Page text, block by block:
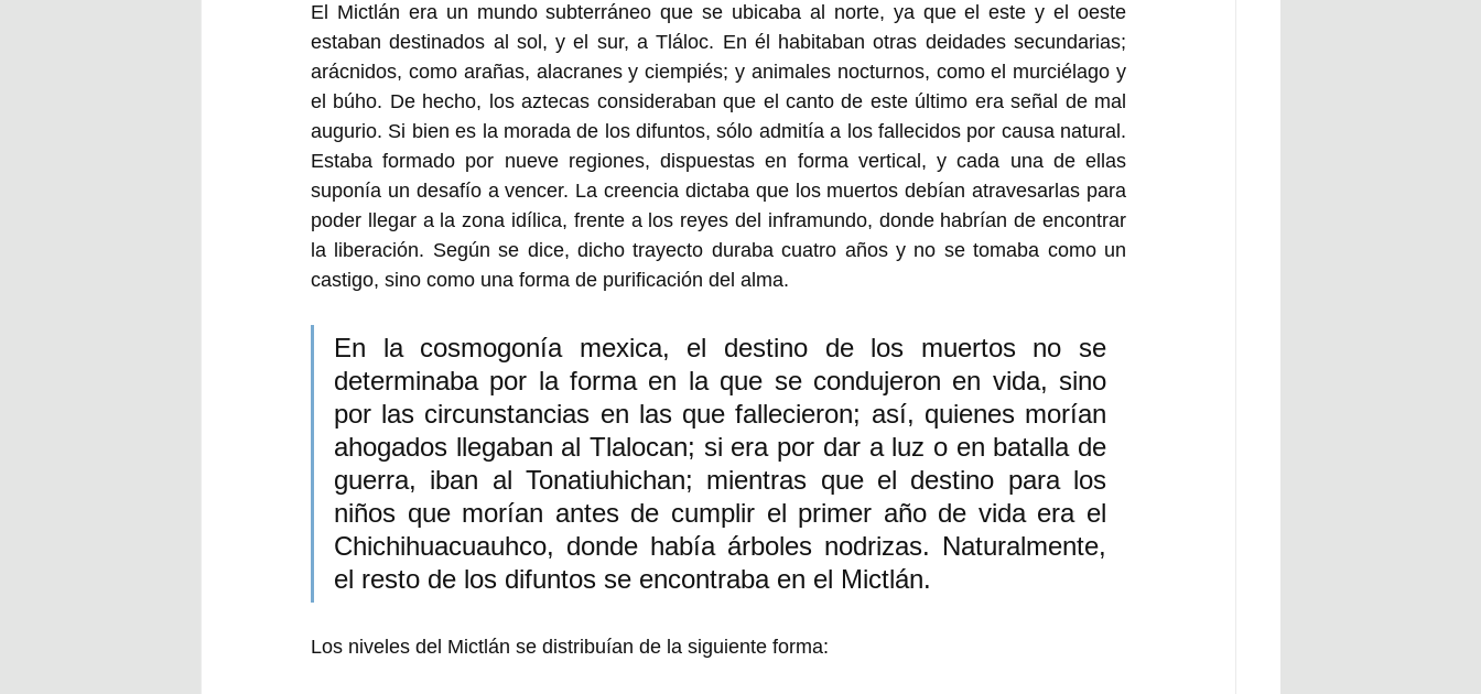
El Mictlán era un mundo subterráneo que se ubicaba al norte, ya que el este y el oeste
estaban destinados al sol, y el sur, a Tláloc. En él habitaban otras deidades secundarias;
arácnidos, como arañas, alacranes y ciempiés; y animales nocturnos, como el murciélago y
el búho. De hecho, los aztecas consideraban que el canto de este último era señal de mal
augurio. Si bien es la morada de los difuntos, sólo admitía a los fallecidos por causa natural.
Estaba formado por nueve regiones, dispuestas en forma vertical, y cada una de ellas
suponía un desafío a vencer. La creencia dictaba que los muertos debían atravesarlas para
poder llegar a la zona idílica, frente a los reyes del inframundo, donde habrían de encontrar
la liberación. Según se dice, dicho trayecto duraba cuatro años y no se tomaba como un
castigo, sino como una forma de purificación del alma.
En la cosmogonía mexica, el destino de los muertos no se
determinaba por la forma en la que se condujeron en vida, sino
por las circunstancias en las que fallecieron; así, quienes morían
ahogados llegaban al Tlalocan; si era por dar a luz o en batalla de
guerra, iban al Tonatiuhichan; mientras que el destino para los
niños que morían antes de cumplir el primer año de vida era el
Chichihuacuauhco, donde había árboles nodrizas. Naturalmente,
el resto de los difuntos se encontraba en el Mictlán.
Los niveles del Mictlán se distribuían de la siguiente forma: